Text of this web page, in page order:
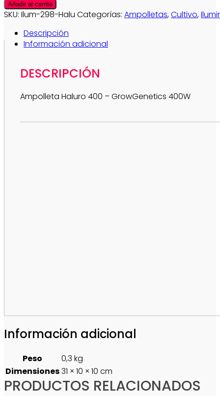
Añadir al carrito
SKU: Ilum-298-Halu Categorías: Ampolletas,Cultivo,
Descripción
Información adicional
DESCRIPCIÓN
Ampolleta Haluro 400 – GrowGenetics 400W
Información adicional
Peso
0,3 kg
Dimensiones31 × 10 × 10 cm
PRODUCTOS RELACIONADOS